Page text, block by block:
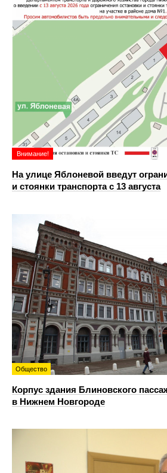
Внимание!
На улице Яблоневой введут
и стоянки транспорта с 13 августа
Общество
Корпус здания Блиновского
в Нижнем Новгороде